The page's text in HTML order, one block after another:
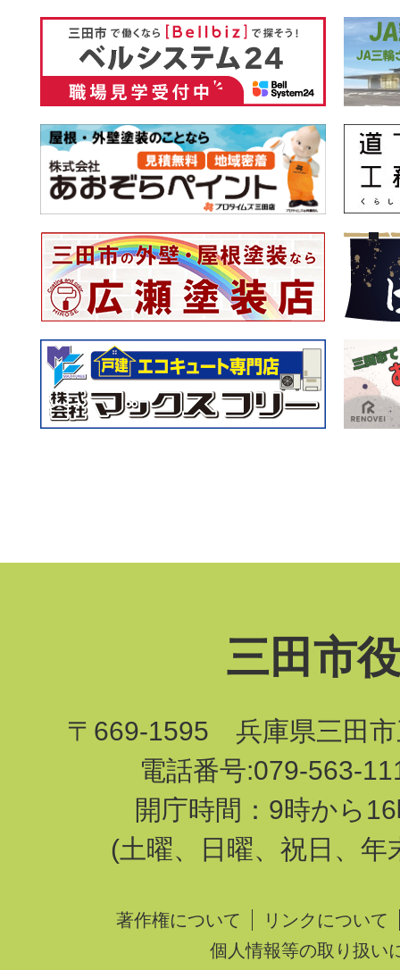
三田市
〒669-1595 兵庫県三田市
電話番号:079-563-
開庁時間：9時から
(土曜、日曜、祝日、年
著作権について
リンクについて
個人情報等の取り扱い